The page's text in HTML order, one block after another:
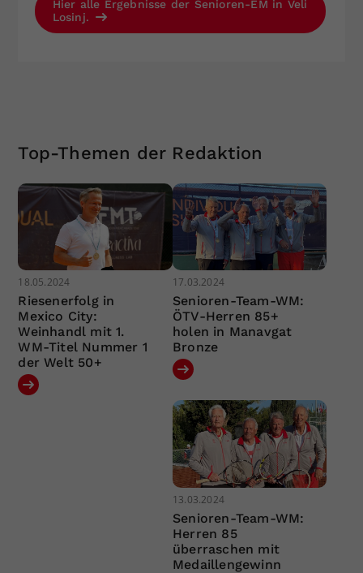
Hier alle Ergebnisse der Senioren-EM in Veli
Losinj.
Top-Themen der Redaktion
18.05.2024
Riesenerfolg in
Mexico City:
Weinhandl mit 1.
WM-Titel Nummer 1
der Welt 50+
17.03.2024
Senioren-Team-WM:
ÖTV-Herren 85+
holen in Manavgat
Bronze
13.03.2024
Senioren-Team-WM:
Herren 85
überraschen mit
Medaillengewinn